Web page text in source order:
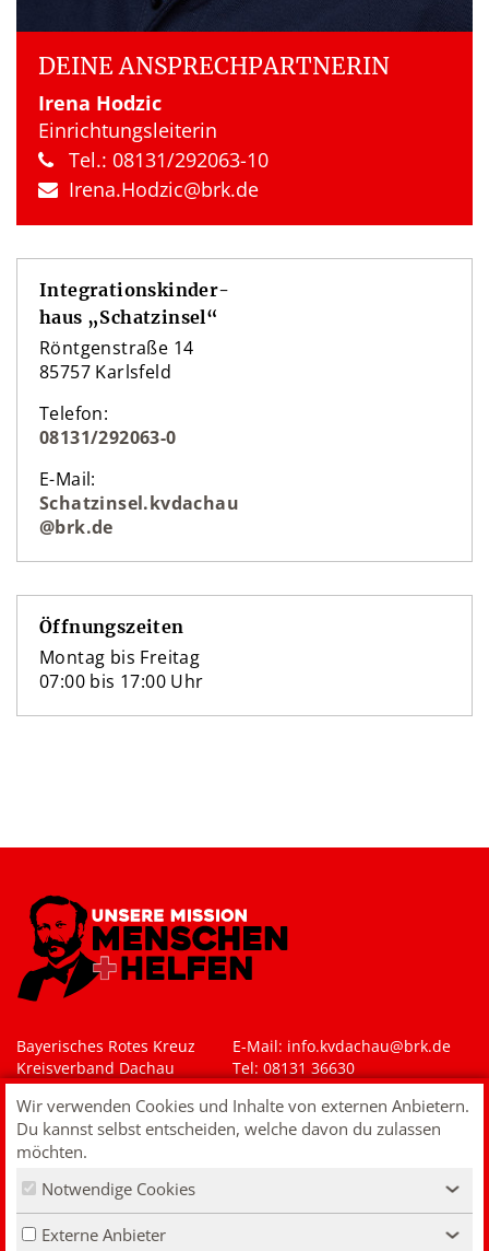
DEINE ANSPRECH­PARTNERIN
Irena Hodzic
Einrichtungsleiterin
Tel.: 08131/292063-10
Irena.​Hodzic​@brk.​de
Integrationskinder-
­haus „Schatz­insel“
Röntgenstraße 14
85757 Karlsfeld
Telefon:
08131/292063-0
E-Mail:
Schatzinsel.kvdachau
@brk.de
Öffnungs­zeiten
Montag bis Freitag
07:00 bis 17:00 Uhr
Bayerisches Rotes Kreuz
Kreisverband Dachau
Rotkreuzplatz 3-4
85221 Dachau
E-Mail: info.kvdachau@brk.de
Tel: 08131 36630
Impressum
Kontakt
VERTRAG WIDERRUFEN
Wir verwenden Cookies und Inhalte von externen Anbietern.
Du kannst selbst entscheiden, welche davon du zulassen
möchten.
Notwendige Cookies
‹
Externe Anbieter ‹